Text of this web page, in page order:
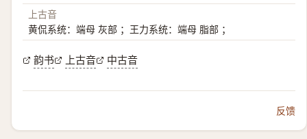
上古音
黄侃系统：端母 灰部 ；王力系统：端母 脂部 ；
韵书 上古音 中古音
反馈